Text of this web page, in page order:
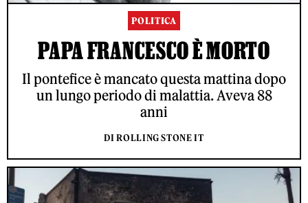
POLITICA
PAPA FRANCESCO È MORTO
Il pontefice è mancato questa mattina dopo
un lungo periodo di malattia. Aveva 88
anni
DI ROLLING STONE IT